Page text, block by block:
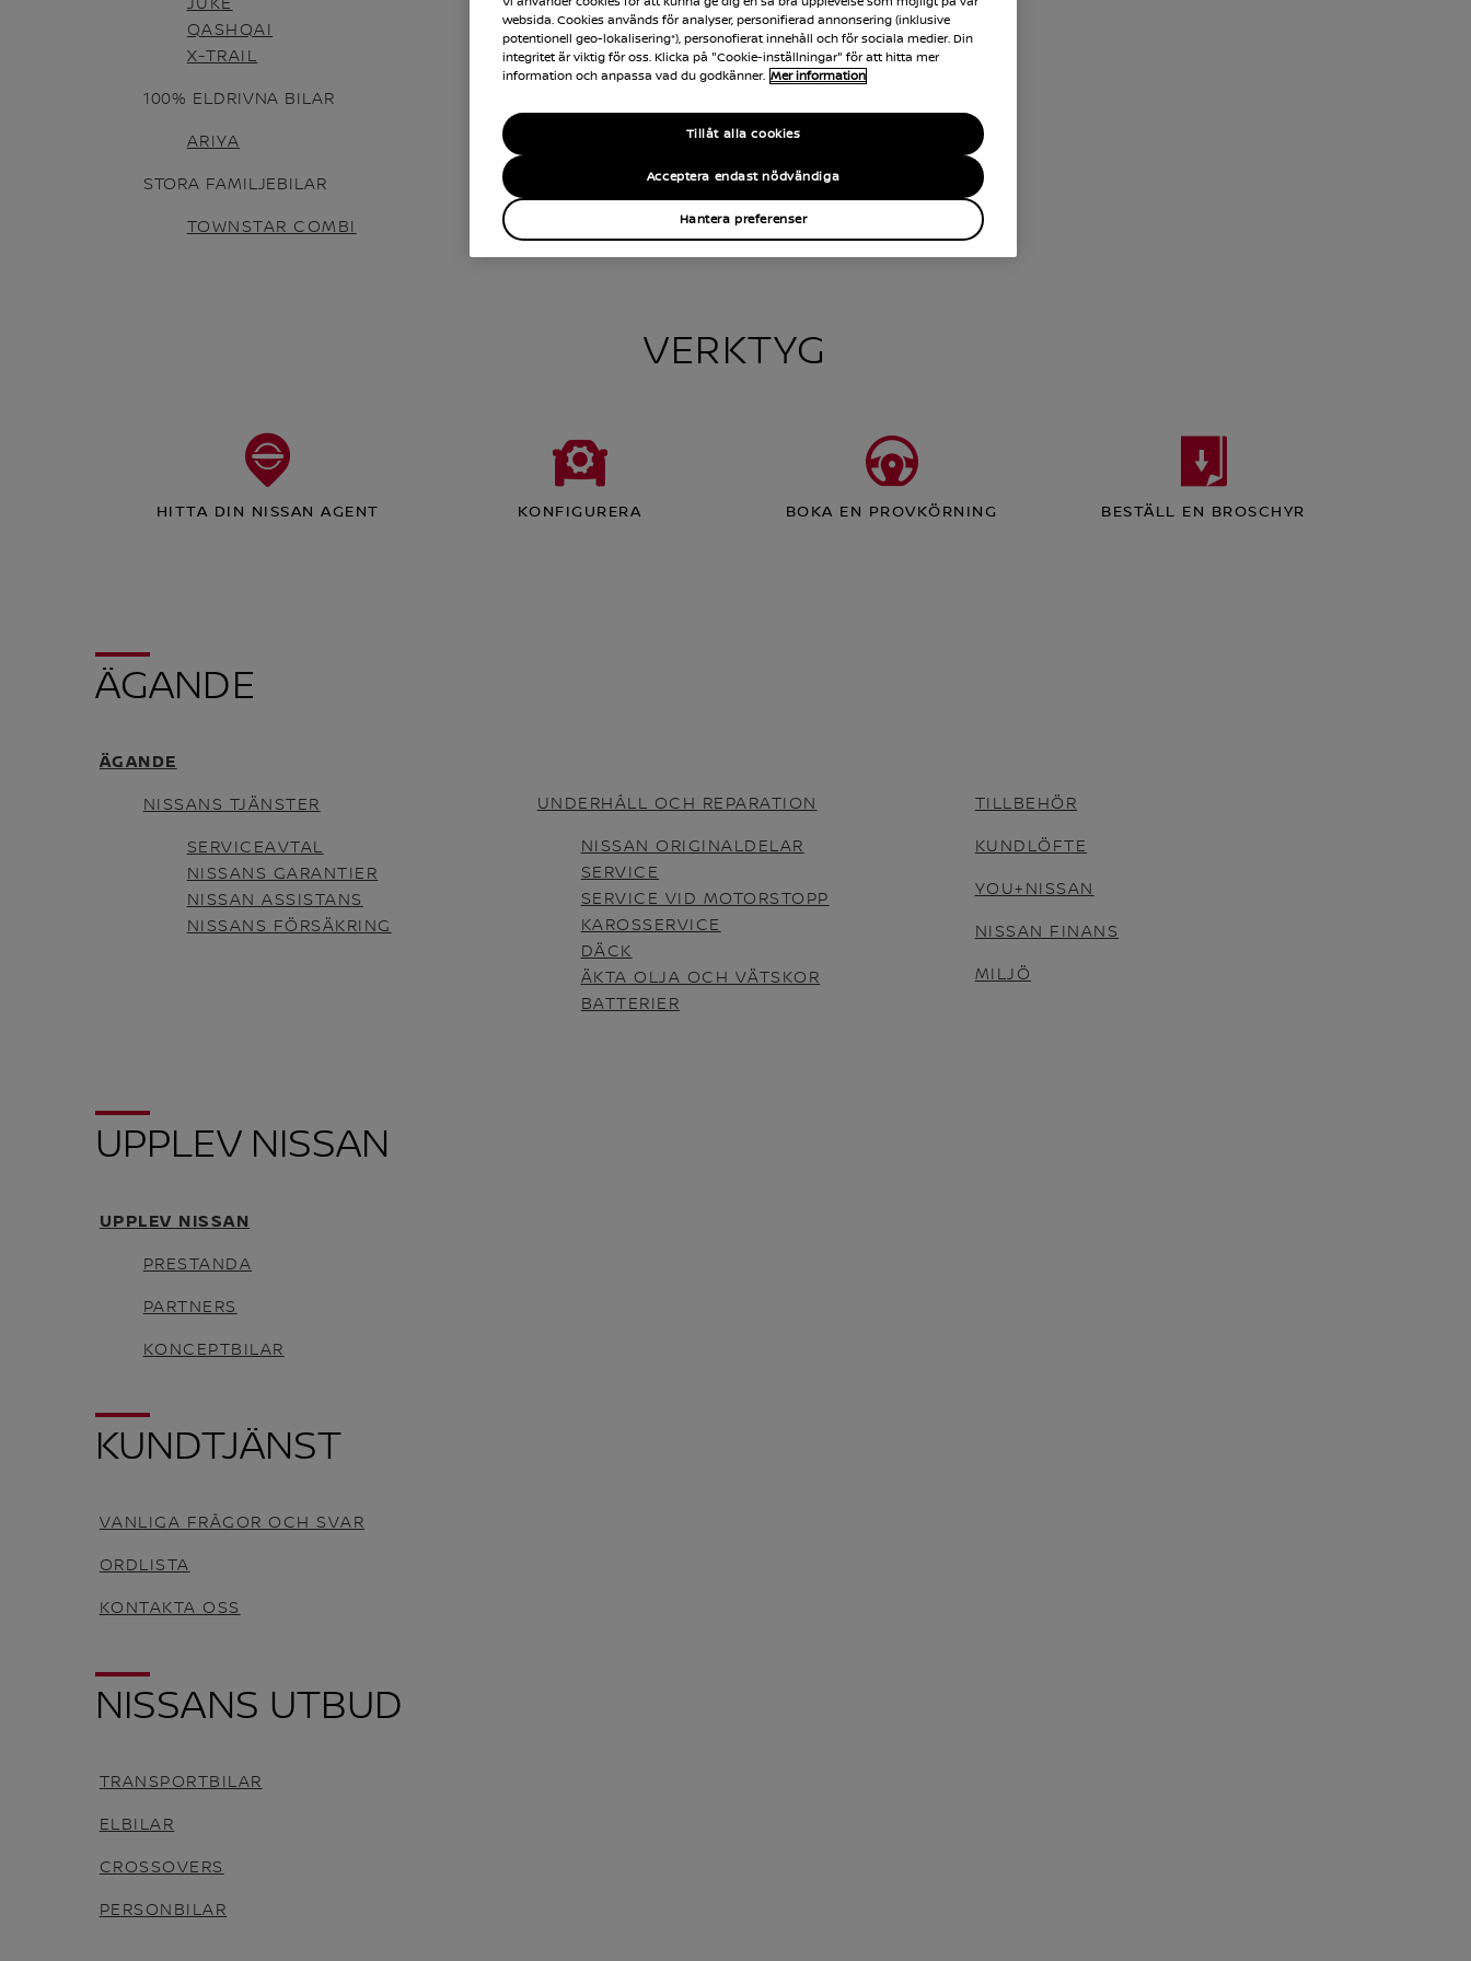
JUKE
QASHQAI
X-TRAIL
100% ELDRIVNA BILAR
ARIYA
STORA FAMILJEBILAR
TOWNSTAR COMBI
TOWNSTAR
100% ELDRIVNA TRANSPORTBILAR
VERKTYG
HITTA DIN NISSAN AGENT KONFIGURERA BOKA EN PROVKÖRNING BESTÄLL EN BROSCHYR
ÄGANDE
ÄGANDE
NISSANS TJÄNSTER
SERVICEAVTAL
NISSANS GARANTIER
NISSAN ASSISTANS
NISSANS FÖRSÄKRING
UNDERHÅLL OCH REPARATION
NISSAN ORIGINALDELAR
SERVICE
SERVICE VID MOTORSTOPP
KAROSSERVICE
DÄCK
ÄKTA OLJA OCH VÄTSKOR
BATTERIER
TILLBEHÖR
KUNDLÖFTE
YOU+NISSAN
NISSAN FINANS
MILJÖ
UPPLEV NISSAN
UPPLEV NISSAN
PRESTANDA
PARTNERS
KONCEPTBILAR
KUNDTJÄNST
VANLIGA FRÅGOR OCH SVAR
ORDLISTA
KONTAKTA OSS
NISSANS UTBUD
TRANSPORTBILAR
ELBILAR
CROSSOVERS
PERSONBILAR
websida. Cookies används för analyser, personifierad annonsering (inklusive
potentionell geo-lokalisering*), personofierat innehåll och för sociala medier. Din
integritet är viktig för oss. Klicka på "Cookie-inställningar" för att hitta mer
information och anpassa vad du godkänner. Mer information
Hantera preferenser
Acceptera endast nödvändiga
Tillåt alla cookies